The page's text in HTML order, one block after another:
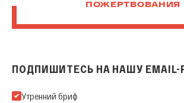
ПОЖЕРТВОВАНИЯ
ПОДПИШИТЕСЬ НА НАШУ
Подпишитесь на нашу Email-рассылку
Утренний бриф